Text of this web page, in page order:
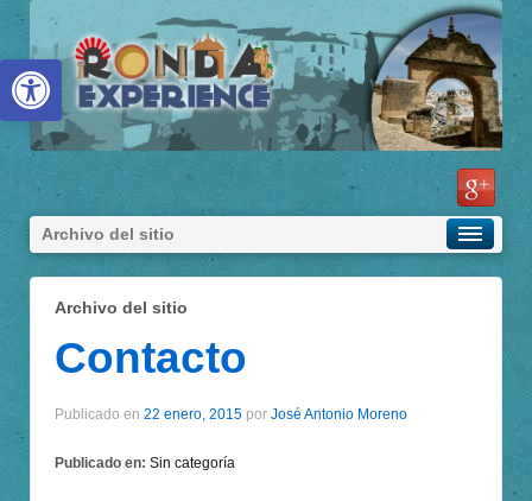
Abrir barra de herramientas
Archivo del sitio
Archivo del sitio
Contacto
Publicado en 22 enero, 2015 por José Antonio Moreno
Publicado en: Sin categoría